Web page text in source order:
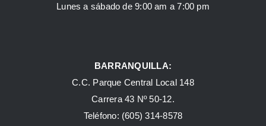
Lunes a sábado de 9:00 am a 7:00 pm
BARRANQUILLA:
C.C. Parque Central Local 148
Carrera 43 Nº 50-12.
Teléfono: (605) 314-8578